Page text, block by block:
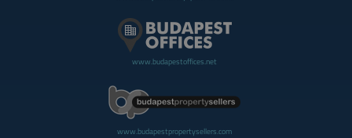
www.budapestoffices.net
www.budapestpropertysellers.com